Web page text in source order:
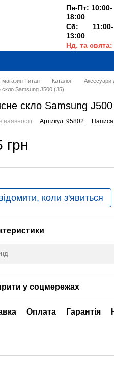
Пн-Пт: 10:00-
18:00
Сб: 11:00-
13:00
Нд. та свята:
магазин Титан Каталог Аксесуари
скло Samsung J500 (J5)
скло Samsung
наявності Артикул: 95802
грн
коли з'явиться
у соцмережах
Оплата Гарантія